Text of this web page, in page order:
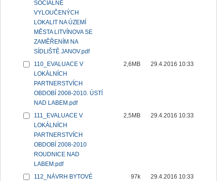
SOCIÁLNĚ
VYLOUČENÝCH
LOKALIT NA ÚZEMÍ
MĚSTA LITVÍNOVA SE
ZAMĚŘENÍM NA
SÍDLIŠTĚ JANOV.pdf
110_EVALUACE V
LOKÁLNÍCH
PARTNERSTVÍCH
OBDOBÍ 2008-2010. ÚSTÍ
NAD LABEM.pdf
2,6MB 29.4.2016 10:33
111_EVALUACE V
LOKÁLNÍCH
PARTNERSTVÍCH
OBDOBÍ 2008-2010
ROUDNICE NAD
LABEM.pdf
2,5MB 29.4.2016 10:33
112_NÁVRH BYTOVÉ
97k 29.4.2016 10:33